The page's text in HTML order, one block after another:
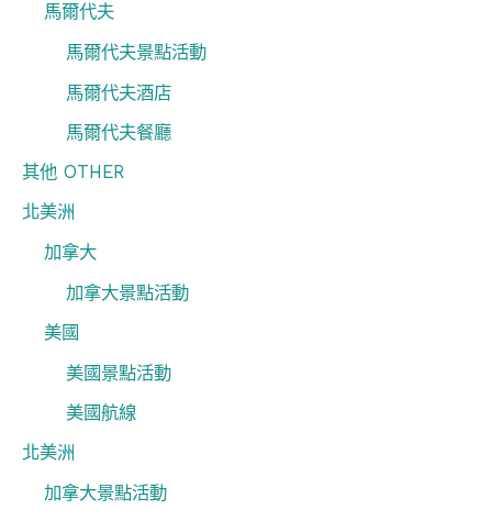
馬爾代夫
馬爾代夫景點活動
馬爾代夫酒店
馬爾代夫餐廳
其他 OTHER
北美洲
加拿大
加拿大景點活動
美國
美國景點活動
美國航線
北美洲
加拿大景點活動